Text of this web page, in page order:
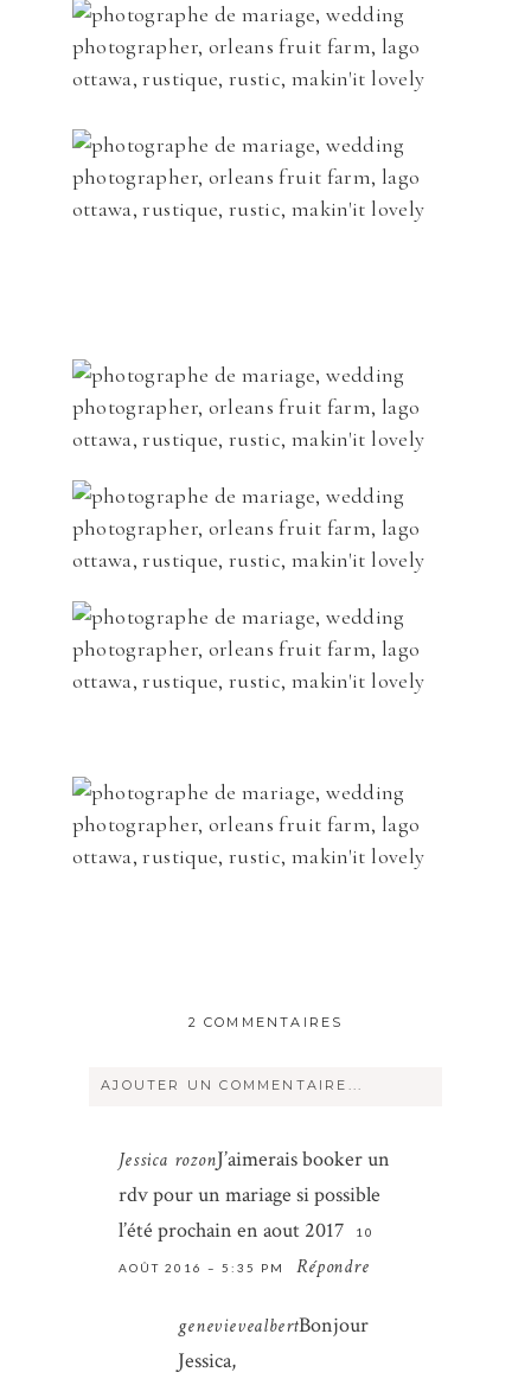
2 COMMENTAIRES
AJOUTER UN COMMENTAIRE...
Votre courriel ne sera jamais
rendu
publique Obligatoire *
Jessica rozonJ’aimerais booker un
rdv pour un mariage si possible
l’été prochain en aout 2017
10
AOÛT 2016 – 5:35 PM Répondre
genevievealbertBonjour
Jessica,